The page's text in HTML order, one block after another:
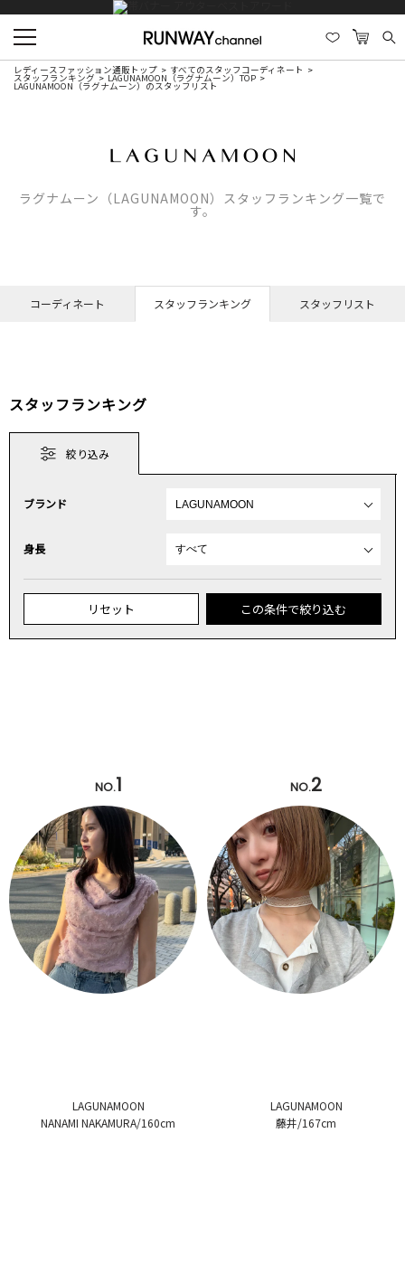
レディースファッション通販トップ すべてのスタッフコーディネート
スタッフランキング LAGUNAMOON（ラグナムーン）TOP
LAGUNAMOON（ラグナムーン）のスタッフリスト
ラグナムーン（LAGUNAMOON）スタッフランキング一覧で
す。
コーディネート スタッフランキング スタッフリスト
スタッフランキング
絞り込み
ブランド
身長
リセット この条件で絞り込む
NO.1
LAGUNAMOON
NANAMI NAKAMURA/160cm
NO.2
LAGUNAMOON
藤井/167cm